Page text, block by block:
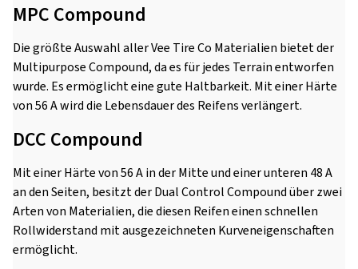
MPC Compound
Die größte Auswahl aller Vee Tire Co Materialien bietet der
Multipurpose Compound, da es für jedes Terrain entworfen
wurde. Es ermöglicht eine gute Haltbarkeit. Mit einer Härte
von 56 A wird die Lebensdauer des Reifens verlängert.
DCC Compound
Mit einer Härte von 56 A in der Mitte und einer unteren 48 A
an den Seiten, besitzt der Dual Control Compound über zwei
Arten von Materialien, die diesen Reifen einen schnellen
Rollwiderstand mit ausgezeichneten Kurveneigenschaften
ermöglicht.